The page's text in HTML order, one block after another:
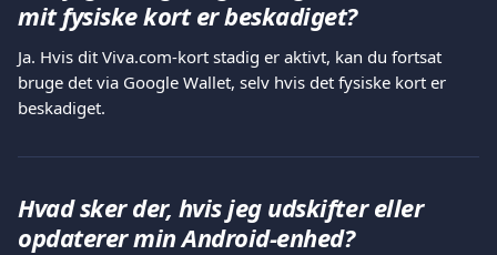
mit fysiske kort er beskadiget?
Ja. Hvis dit Viva.com-kort stadig er aktivt, kan du fortsat
bruge det via Google Wallet, selv hvis det fysiske kort er
beskadiget.
Hvad sker der, hvis jeg udskifter eller
opdaterer min Android-enhed?